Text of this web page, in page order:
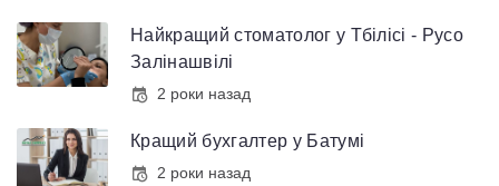
Найкращий стоматолог у Тбілісі - Русо
Залінашвілі
2 роки назад
Кращий бухгалтер у Батумі
2 роки назад